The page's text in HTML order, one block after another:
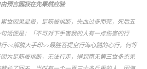
预言圆寂在先果然应验
世因果显报，足筋被挑断，失血过多而死，死后五
话便是：「不可对下手害我的人有一点伤害的行
<<解脱大手印>>最胜菩提空行海心髓的心行，何等
为足筋被挑断，无法行走，得到南无第三世多杰羌